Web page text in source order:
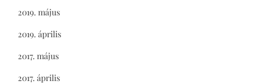
2019. május
2019. április
2017. május
2017. április